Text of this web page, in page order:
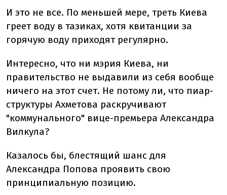
И это не все. По меньшей мере, треть Киева
греет воду в тазиках, хотя квитанции за
горячую воду приходят регулярно.
Интересно, что ни мэрия Киева, ни
правительство не выдавили из себя вообще
ничего на этот счет. Не потому ли, что пиар-
структуры Ахметова раскручивают
"коммунального" вице-премьера Александра
Вилкула?
Казалось бы, блестящий шанс для
Александра Попова проявить свою
принципиальную позицию.